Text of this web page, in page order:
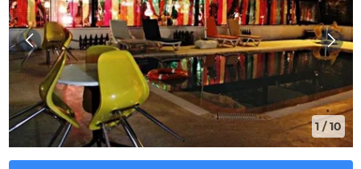
1 /10